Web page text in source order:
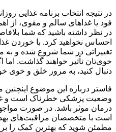
در نتیجه انتخاب برنامه غذایی
فود یا غذاهای سالم و مقوی، از
در نظر داشته باشید که شما
احساس نخواهید کرد. با خوردن
تغییراتی در شما شروع شده و به
خوی‌تان تأثیر خواهند گذاشت. اما
دنبال کنید، به مرور خلق و خوی
فاستر درباره این موضوع
وضعیت پزشکی خطرناک است و غذا
درمان موثر باشد. در صورت
است با متخصصان مراقبت‌های
مطمئن شوید که بهترین کمک را